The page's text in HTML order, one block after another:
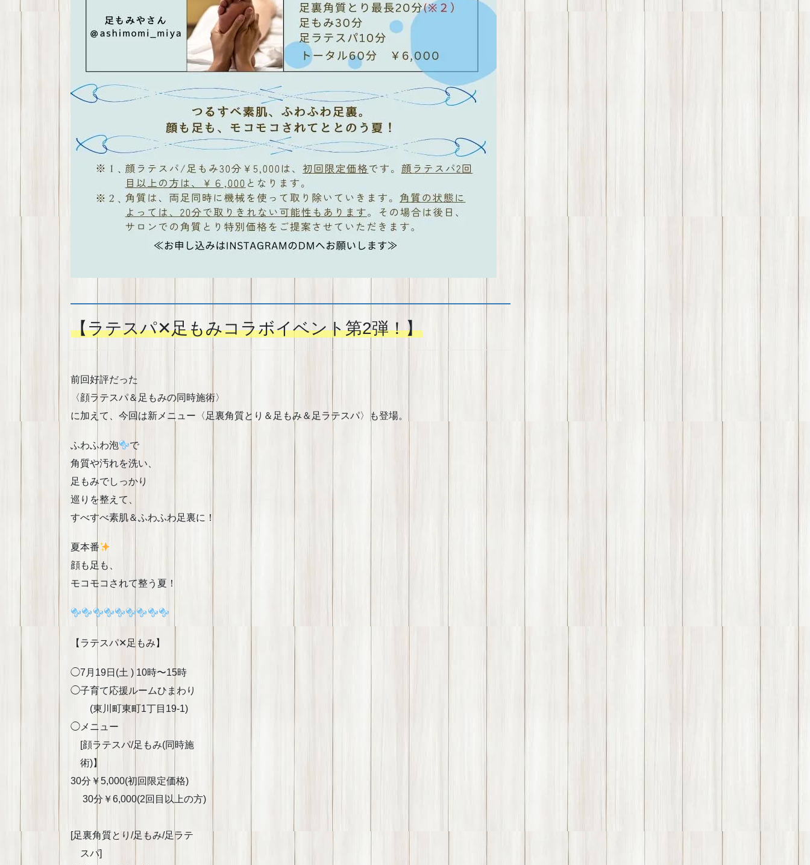
【ラテスパ✕足もみコラボイベント第2弾！】
前回好評だった
〈顔ラテスパ＆足もみの同時施術〉
に加えて、今回は新メニュー〈足裏角質とり＆足もみ＆足ラテスパ〉も登場。
ふわふわ泡
で
角質や汚れを洗い、
足もみでしっかり
巡りを整えて、
すべすべ素肌＆ふわふわ足裏に！
夏本番
顔も足も、
モコモコされて整う夏！
【ラテスパ✕足もみ】
◯7月19日(土 ) 10時〜15時
◯子育て応援ルームひまわり
(東川町東町1丁目19-1)
◯メニュー
[顔ラテスパ/足もみ(同時施
術)】
30分￥5,000(初回限定価格)
30分￥6,000(2回目以上の方)
[足裏角質とり/足もみ/足ラテ
スパ]